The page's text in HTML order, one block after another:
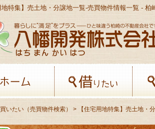
ホーム 借り
買いたい（売買物件検索） > 【住宅用地特集】売土地・